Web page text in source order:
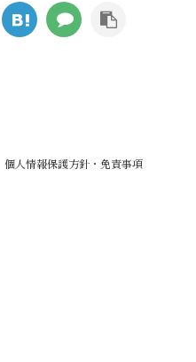
個人情報保護方針・免責事項